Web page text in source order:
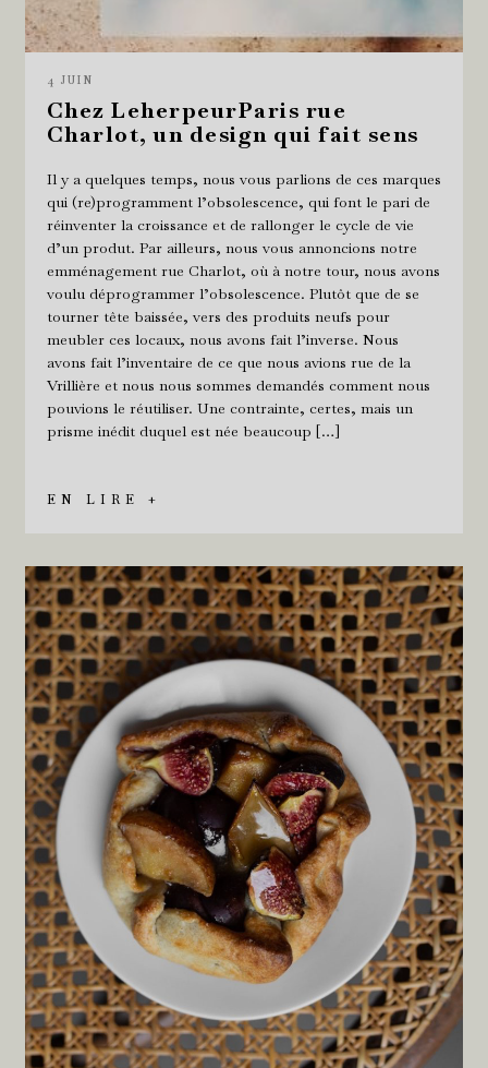
4 JUIN
Chez LeherpeurParis rue
Charlot, un design qui fait sens
Il y a quelques temps, nous vous parlions de ces marques
qui (re)programment l’obsolescence, qui font le pari de
réinventer la croissance et de rallonger le cycle de vie
d’un produt. Par ailleurs, nous vous annoncions notre
emménagement rue Charlot, où à notre tour, nous avons
voulu déprogrammer l’obsolescence. Plutôt que de se
tourner tête baissée, vers des produits neufs pour
meubler ces locaux, nous avons fait l’inverse. Nous
avons fait l’inventaire de ce que nous avions rue de la
Vrillière et nous nous sommes demandés comment nous
pouvions le réutiliser. Une contrainte, certes, mais un
prisme inédit duquel est née beaucoup […]
EN LIRE +